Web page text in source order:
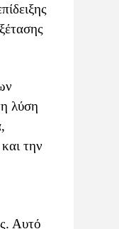
λύση
την
Αυτό